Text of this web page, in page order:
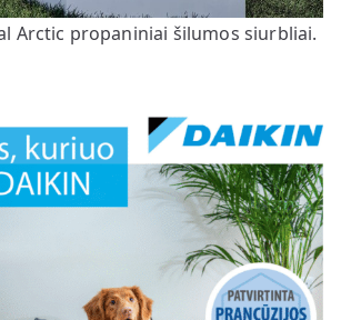
Arctic propaniniai šilumos siurbliai.